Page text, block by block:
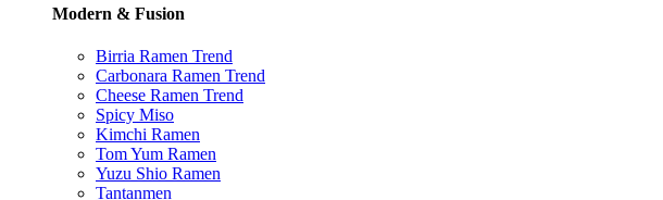
Modern & Fusion
Birria Ramen Trend
Carbonara Ramen Trend
Cheese Ramen Trend
Spicy Miso
Kimchi Ramen
Tom Yum Ramen
Yuzu Shio Ramen
Tantanmen